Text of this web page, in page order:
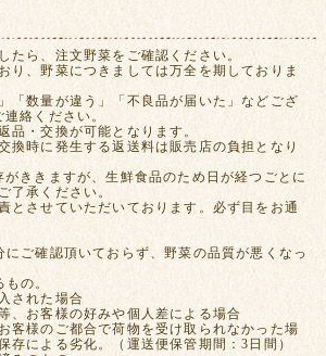
たら、注文野菜をご確認ください。
り、野菜につきましては万全を期しておりま
「数量が違う」「不良品が届いた」などござ
絡ください。
品・交換が可能となります。
換時に発生する返送料は販売店の負担となり
ききますが、生鮮食品のため日が経つごとに
了承ください。
とさせていただいております。必ず目をお通
にご確認頂いておらず、野菜の品質が悪くなっ
の。
された場合
、お客様の好みや個人差による場合
客様のご都合で荷物を受け取られなかった場
存による劣化。（運送便保管期間：3日間）